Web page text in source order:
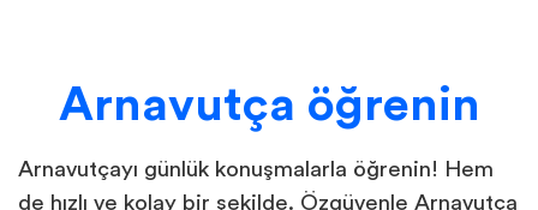
Arnavutça öğrenin
Arnavutçayı günlük konuşmalarla öğrenin! Hem
de hızlı ve kolay bir şekilde. Özgüvenle Arnavutça